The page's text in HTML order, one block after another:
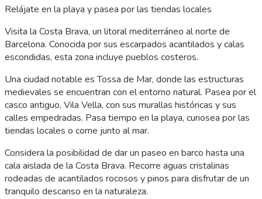
Relájate en la playa y pasea por las tiendas locales
Visita la Costa Brava, un litoral mediterráneo al norte de
Barcelona. Conocida por sus escarpados acantilados y calas
escondidas, esta zona incluye pueblos costeros.
Una ciudad notable es Tossa de Mar, donde las estructuras
medievales se encuentran con el entorno natural. Pasea por el
casco antiguo, Vila Vella, con sus murallas históricas y sus
calles empedradas. Pasa tiempo en la playa, curiosea por las
tiendas locales o come junto al mar.
Considera la posibilidad de dar un paseo en barco hasta una
cala aislada de la Costa Brava. Recorre aguas cristalinas
rodeadas de acantilados rocosos y pinos para disfrutar de un
tranquilo descanso en la naturaleza.